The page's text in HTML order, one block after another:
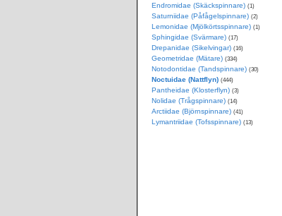
Endromidae (Skäckspinnare) (1)
Saturniidae (Påfågelspinnare) (2)
Lemonidae (Mjölkörtsspinnare) (1)
Sphingidae (Svärmare) (17)
Drepanidae (Sikelvingar) (16)
Geometridae (Mätare) (334)
Notodontidae (Tandspinnare) (30)
Noctuidae (Nattflyn) (444)
Pantheidae (Klosterflyn) (3)
Nolidae (Trågspinnare) (14)
Arctiidae (Björnspinnare) (41)
Lymantriidae (Tofsspinnare) (13)